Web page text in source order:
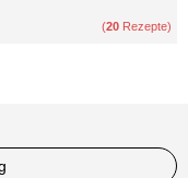
(20 Rezepte)